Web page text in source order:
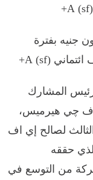
فهي بقيمة 531.3 مليون جنيه بفترة
المشارك
اف چي هيرميس،
الثالث لصالح إي اف
حققه
من التوسع في